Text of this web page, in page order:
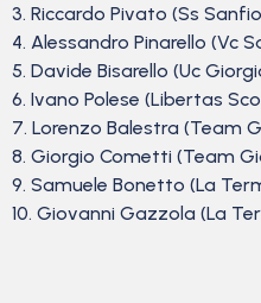
3. Riccardo Pivato (Ss
4. Alessandro Pinarello (Vc
5. Davide Bisarello (Uc
6. Ivano Polese (Libertas
7. Lorenzo Balestra (Team
8. Giorgio Cometti (Team
9. Samuele Bonetto (La
10. Giovanni Gazzola (La